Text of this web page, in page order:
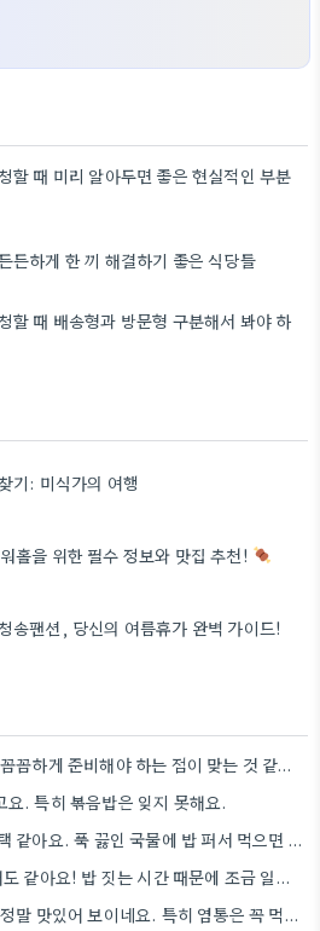
할 때 미리 알아두면 좋은 현실적인 부분
든하게 한 끼 해결하기 좋은 식당들
할 때 배송형과 방문형 구분해서 봐야 하
기: 미식가의 여행
홀을 위한 필수 정보와 맛집 추천!
송팬션, 당신의 여름휴가 완벽 가이드!
배송형은 시간 제약 때문에 꼼꼼하게 준비해야 하는 점이 맞는 것 같아요. 평소 블로그 일정에 맞지…
. 특히 볶음밥은 잊지 못해요.
돌솥설렁탕은 정말 좋은 선택 같아요. 푹 끓인 국물에 밥 퍼서 먹으면 진짜 맛있더라고요.
돌솥설렁탕 기다리는 거, 저도 같아요! 밥 짓는 시간 때문에 조금 일찍 가는 게 좋겠네요.
곱창골목 분위기 사진 보니 정말 맛있어 보이네요. 특히 염통은 꼭 먹어봐야겠어요.